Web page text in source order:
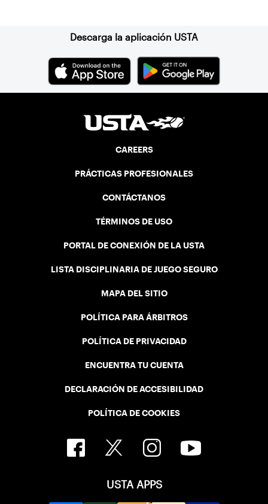
Descarga la aplicación USTA
CAREERS
PRÁCTICAS PROFESIONALES
CONTÁCTANOS
TÉRMINOS DE USO
PORTAL DE CONEXIÓN DE LA USTA
LISTA DISCIPLINARIA DE JUEGO SEGURO
MAPA DEL SITIO
POLÍTICA PARA ÁRBITROS
POLÍTICA DE PRIVACIDAD
ENCUENTRA TU CUENTA
DECLARACIÓN DE ACCESIBILIDAD
POLÍTICA DE COOKIES
USTA APPS